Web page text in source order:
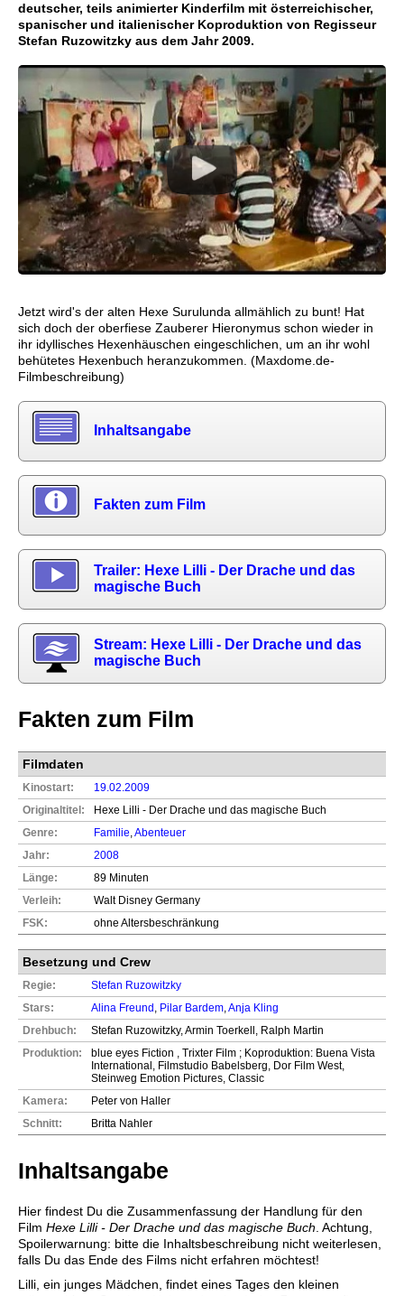
deutscher, teils animierter Kinderfilm mit österreichischer,
spanischer und italienischer Koproduktion von Regisseur
Stefan Ruzowitzky aus dem Jahr 2009.
Jetzt wird's der alten Hexe Surulunda allmählich zu bunt! Hat
sich doch der oberfiese Zauberer Hieronymus schon wieder in
ihr idyllisches Hexenhäuschen eingeschlichen, um an ihr wohl
behütetes Hexenbuch heranzukommen. (Maxdome.de-
Filmbeschreibung)
Inhaltsangabe
Fakten zum Film
Trailer: Hexe Lilli - Der Drache und das
magische Buch
Stream: Hexe Lilli - Der Drache und das
magische Buch
Fakten zum Film
Filmdaten
Kinostart:
19.02.2009
Originaltitel:
Hexe Lilli - Der Drache und das magische Buch
Genre:
Familie Abenteuer
Jahr:
2008
Länge:
89 Minuten
Verleih:
Walt Disney Germany
FSK:
ohne Altersbeschränkung
Besetzung und Crew
Regie:
Stefan Ruzowitzky
Stars:
Alina Freund Pilar Bardem Anja Kling
Drehbuch:
Stefan Ruzowitzky, Armin Toerkell, Ralph Martin
Produktion:
blue eyes Fiction , Trixter Film ; Koproduktion: Buena Vista
International, Filmstudio Babelsberg, Dor Film West,
Steinweg Emotion Pictures, Classic
Kamera:
Peter von Haller
Schnitt:
Britta Nahler
Inhaltsangabe
Hier findest Du die Zusammenfassung der Handlung für den
Film Hexe Lilli - Der Drache und das magische Buch . Achtung,
Spoilerwarnung: bitte die Inhaltsbeschreibung nicht weiterlesen,
falls Du das Ende des Films nicht erfahren möchtest!
Lilli, ein junges Mädchen, findet eines Tages den kleinen